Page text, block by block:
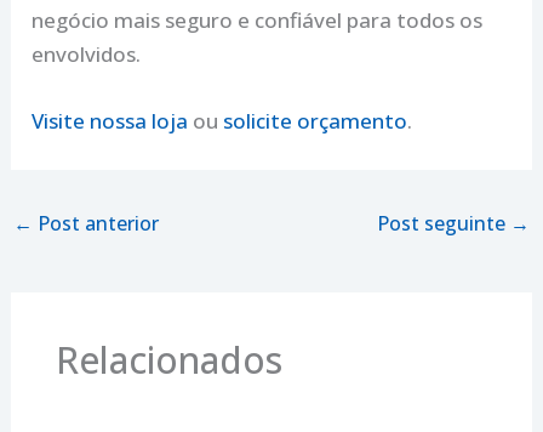
negócio mais seguro e confiável para todos os
envolvidos.
Visite nossa loja ou solicite orçamento.
← Post anterior Post seguinte →
Relacionados